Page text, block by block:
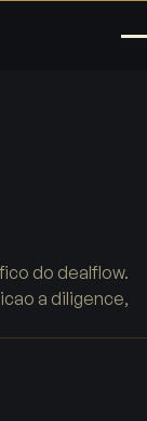
do dealflow.
a diligence,